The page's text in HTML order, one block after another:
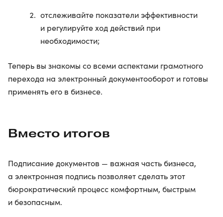
отслеживайте показатели эффективности
и регулируйте ход действий при
необходимости;
Теперь вы знакомы со всеми аспектами грамотного
перехода на электронный документооборот и готовы
применять его в бизнесе.
Вместо итогов
Подписание документов — важная часть бизнеса,
а электронная подпись позволяет сделать этот
бюрократический процесс комфортным, быстрым
и безопасным.